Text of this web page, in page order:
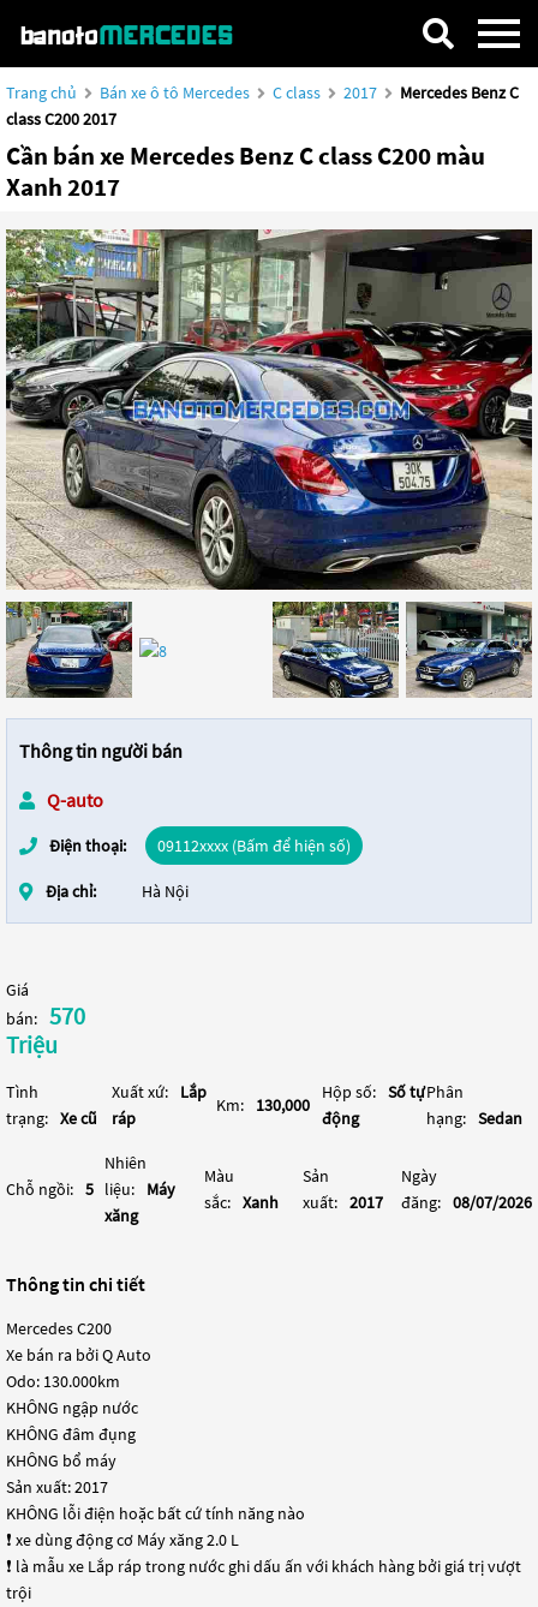
Trang chủ Bán xe ô tô Mercedes C class 2017
Mercedes Benz C
class C200 2017
Cần bán xe Mercedes Benz C class C200 màu
Xanh 2017
Thông tin người bán
Q-auto
Điện thoại: 09112xxxx (Bấm để hiện số)
Địa chỉ: Hà Nội
Giá
bán: 570
Triệu
Tình
trạng: Xe cũ
Xuất xứ:
Lắp
ráp
Km: 130,000
Hộp số: Số tự
động
Phân
hạng: Sedan
Chỗ ngồi: 5
Nhiên
liệu:
Máy
xăng
Màu
sắc: Xanh
Sản
xuất: 2017
Ngày
đăng: 08/07/2026
Thông tin chi tiết
Mercedes C200
Xe bán ra bởi Q Auto
Odo: 130.000km
‍KHÔNG ngập nước
‍KHÔNG đâm đụng
‍KHÔNG bổ máy
Sản xuất: 2017
‍KHÔNG lỗi điện hoặc bất cứ tính năng nào
❗️ xe dùng động cơ Máy xăng 2.0 L
❗️ là mẫu xe Lắp ráp trong nước ghi dấu ấn với khách hàng bởi giá trị vượt
trội